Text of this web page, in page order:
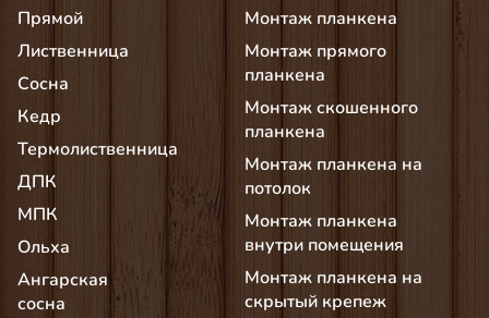
Прямой
Лиственница
Сосна
Кедр
Термолиственница
ДПК
МПК
Ольха
Ангарская
сосна
Монтаж планкена
Монтаж прямого
планкена
Монтаж скошенного
планкена
Монтаж планкена на
потолок
Монтаж планкена
внутри помещения
Монтаж планкена на
скрытый крепеж